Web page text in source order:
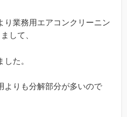
り業務用エアコンクリーニン
して、
た。
よりも分解部分が多いので